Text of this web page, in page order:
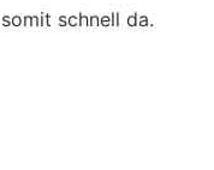
schnell da.